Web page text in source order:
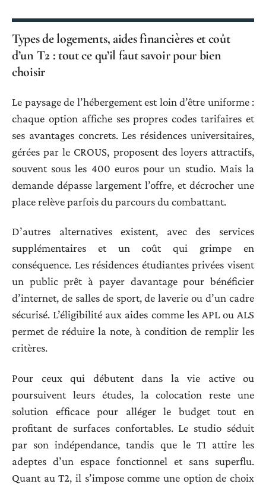
Types de logements, aides financières et coût
d’un T2 : tout ce qu’il faut savoir pour bien
choisir
Le paysage de l’hébergement est loin d’être uniforme :
chaque option affiche ses propres codes tarifaires et
ses avantages concrets. Les résidences universitaires,
gérées par le CROUS, proposent des loyers attractifs,
souvent sous les 400 euros pour un studio. Mais la
demande dépasse largement l’offre, et décrocher une
place relève parfois du parcours du combattant.
D’autres alternatives existent, avec des services
supplémentaires et un coût qui grimpe en
conséquence. Les résidences étudiantes privées visent
un public prêt à payer davantage pour bénéficier
d’internet, de salles de sport, de laverie ou d’un cadre
sécurisé. L’éligibilité aux aides comme les APL ou ALS
permet de réduire la note, à condition de remplir les
critères.
Pour ceux qui débutent dans la vie active ou
poursuivent leurs études, la colocation reste une
solution efficace pour alléger le budget tout en
profitant de surfaces confortables. Le studio séduit
par son indépendance, tandis que le T1 attire les
adeptes d’un espace fonctionnel et sans superflu.
Quant au T2, il s’impose comme une option de choix